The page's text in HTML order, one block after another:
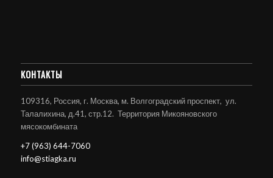
КОНТАКТЫ
109316, Россия, г. Москва, м. Волгоградский проспект, ул.
Талалихина, д.41, стр.12. Территория Микояновского
мясокомбината
+7 (963) 644-7060
info@stiagka.ru